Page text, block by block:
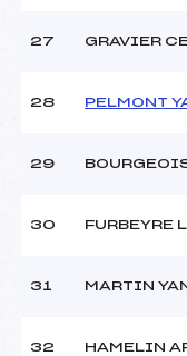
27 GRAVIER
28 PELMONT
29
30 FURBEYRE
31 MARTIN
32 HAMELIN